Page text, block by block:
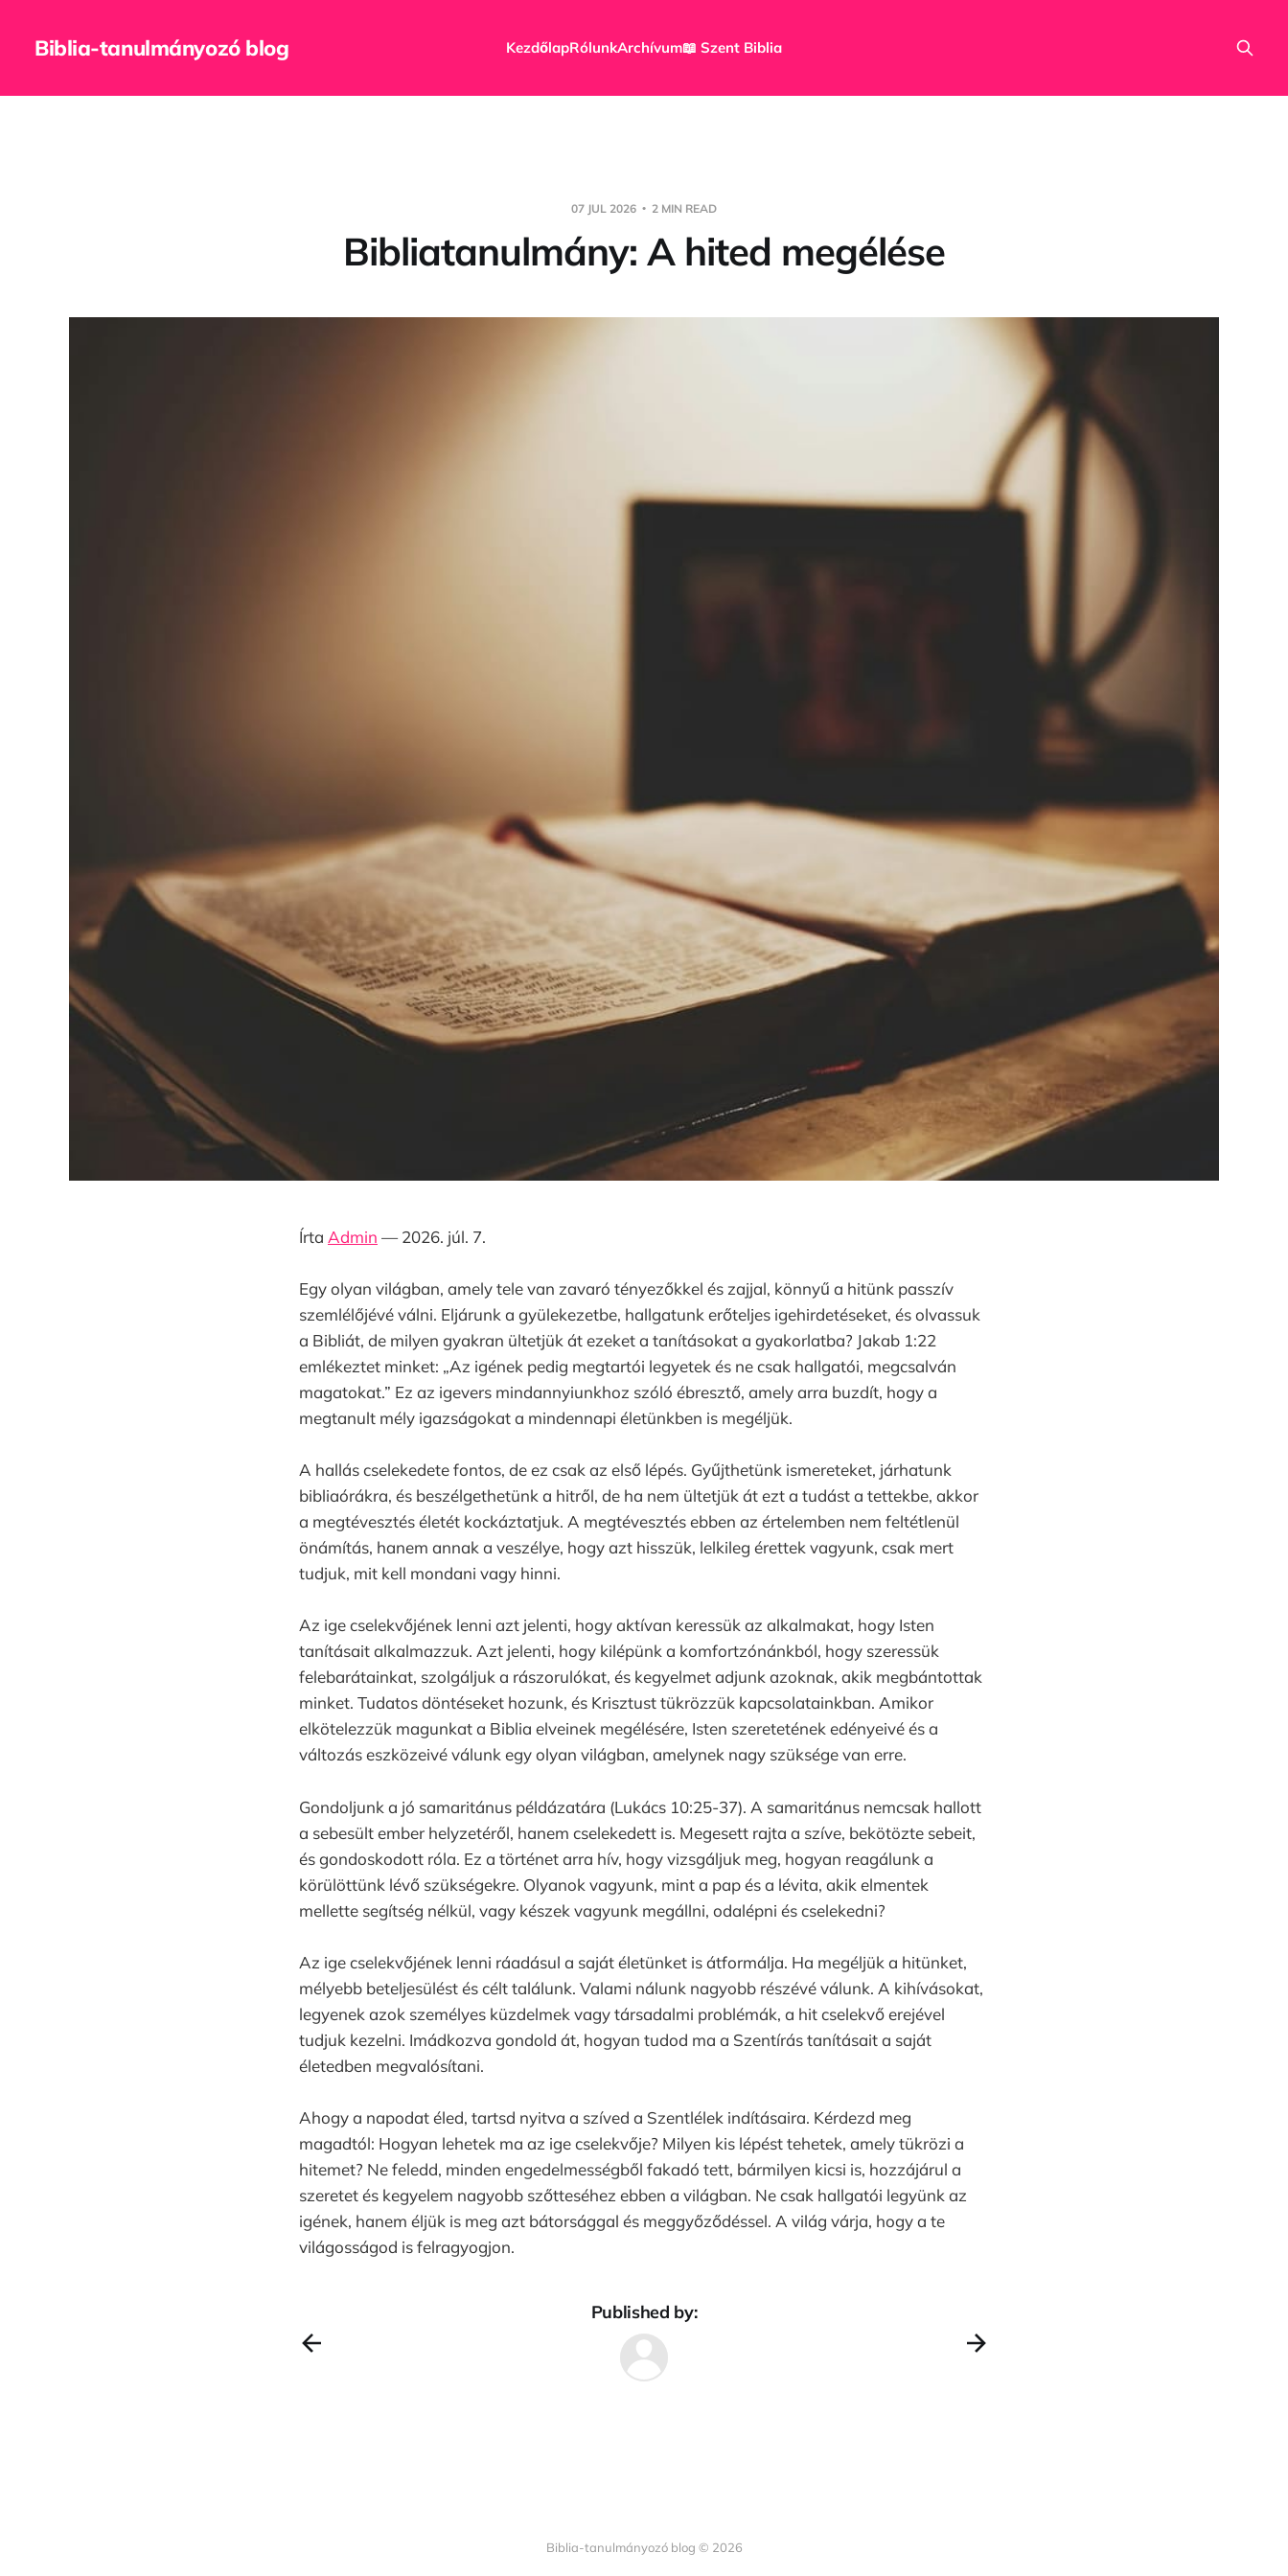
Biblia-tanulmányozó blog KezdőlapRólunkArchívum📖 Szent Biblia
07 JUL 2026 2 MIN READ
Bibliatanulmány: A hited megélése
Írta Admin — 2026. júl. 7.
Egy olyan világban, amely tele van zavaró tényezőkkel és zajjal, könnyű a hitünk passzív
szemlélőjévé válni. Eljárunk a gyülekezetbe, hallgatunk erőteljes igehirdetéseket, és olvassuk
a Bibliát, de milyen gyakran ültetjük át ezeket a tanításokat a gyakorlatba? Jakab 1:22
emlékeztet minket: „Az igének pedig megtartói legyetek és ne csak hallgatói, megcsalván
magatokat.” Ez az igevers mindannyiunkhoz szóló ébresztő, amely arra buzdít, hogy a
megtanult mély igazságokat a mindennapi életünkben is megéljük.
A hallás cselekedete fontos, de ez csak az első lépés. Gyűjthetünk ismereteket, járhatunk
bibliaórákra, és beszélgethetünk a hitről, de ha nem ültetjük át ezt a tudást a tettekbe, akkor
a megtévesztés életét kockáztatjuk. A megtévesztés ebben az értelemben nem feltétlenül
önámítás, hanem annak a veszélye, hogy azt hisszük, lelkileg érettek vagyunk, csak mert
tudjuk, mit kell mondani vagy hinni.
Az ige cselekvőjének lenni azt jelenti, hogy aktívan keressük az alkalmakat, hogy Isten
tanításait alkalmazzuk. Azt jelenti, hogy kilépünk a komfortzónánkból, hogy szeressük
felebarátainkat, szolgáljuk a rászorulókat, és kegyelmet adjunk azoknak, akik megbántottak
minket. Tudatos döntéseket hozunk, és Krisztust tükrözzük kapcsolatainkban. Amikor
elkötelezzük magunkat a Biblia elveinek megélésére, Isten szeretetének edényeivé és a
változás eszközeivé válunk egy olyan világban, amelynek nagy szüksége van erre.
Gondoljunk a jó samaritánus példázatára (Lukács 10:25-37). A samaritánus nemcsak hallott
a sebesült ember helyzetéről, hanem cselekedett is. Megesett rajta a szíve, bekötözte sebeit,
és gondoskodott róla. Ez a történet arra hív, hogy vizsgáljuk meg, hogyan reagálunk a
körülöttünk lévő szükségekre. Olyanok vagyunk, mint a pap és a lévita, akik elmentek
mellette segítség nélkül, vagy készek vagyunk megállni, odalépni és cselekedni?
Az ige cselekvőjének lenni ráadásul a saját életünket is átformálja. Ha megéljük a hitünket,
mélyebb beteljesülést és célt találunk. Valami nálunk nagyobb részévé válunk. A kihívásokat,
legyenek azok személyes küzdelmek vagy társadalmi problémák, a hit cselekvő erejével
tudjuk kezelni. Imádkozva gondold át, hogyan tudod ma a Szentírás tanításait a saját
életedben megvalósítani.
Ahogy a napodat éled, tartsd nyitva a szíved a Szentlélek indításaira. Kérdezd meg
magadtól: Hogyan lehetek ma az ige cselekvője? Milyen kis lépést tehetek, amely tükrözi a
hitemet? Ne feledd, minden engedelmességből fakadó tett, bármilyen kicsi is, hozzájárul a
szeretet és kegyelem nagyobb szőtteséhez ebben a világban. Ne csak hallgatói legyünk az
igének, hanem éljük is meg azt bátorsággal és meggyőződéssel. A világ várja, hogy a te
világosságod is felragyogjon.
Published by:
Biblia-tanulmányozó blog © 2026